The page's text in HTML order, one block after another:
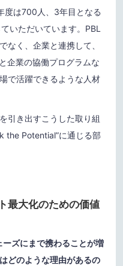
は700人、3年目となる
いただいています。PBL
なく、企業と連携して、
企業の協働プログラムな
で活躍できるような人材
引き出すこうした取り組
the Potential”に通じる部
最大化のための価値
ズにまで携わることが増
どのような理由があるの